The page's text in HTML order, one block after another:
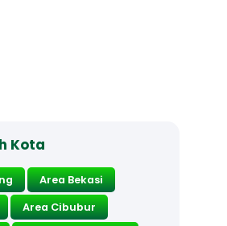
Kota
Area Bekasi
Area Cibubur